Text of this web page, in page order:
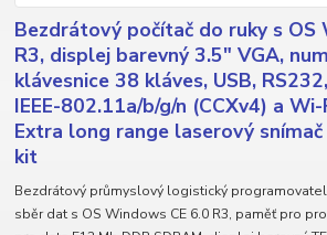
Bezdrátový počítač do ruky s OS
R3, displej barevný 3.5" VGA,
klávesnice 38 kláves, USB,
IEEE-802.11a/b/g/n (CCXv4) a
Extra long range laserový
kit
Bezdrátový průmyslový logistický
sběr dat s OS Windows CE 6.0 R3, paměť pro